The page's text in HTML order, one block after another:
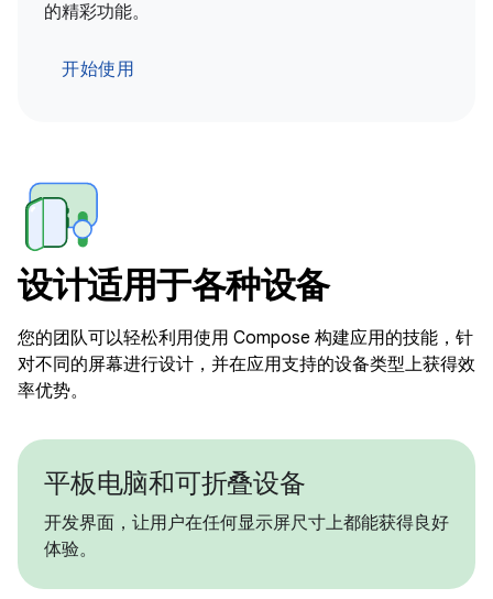
的精彩功能。
开始使用
设计适用于各种设备
您的团队可以轻松利用使用 Compose 构建应用的技能，针
对不同的屏幕进行设计，并在应用支持的设备类型上获得效
率优势。
平板电脑和可折叠设备
开发界面，让用户在任何显示屏尺寸上都能获得良好
体验。